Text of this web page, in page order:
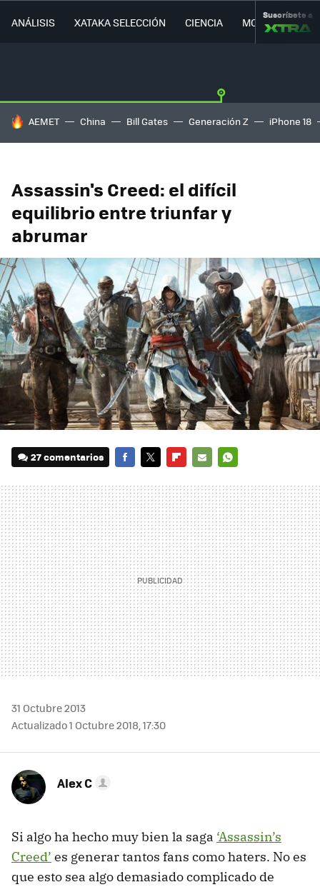
ANÁLISIS XATAKA SELECCIÓN CIENCIA MOVILIDAD
Suscríbete a
HOY SE HABLA DE
AEMET China Bill Gates Generación Z iPhone 18
Assassin's Creed: el difícil
equilibrio entre triunfar y
abrumar
27 comentarios
MAIL
31 Octubre 2013
Actualizado 1 Octubre 2018, 17:30
Alex C
Si algo ha hecho muy bien la saga ‘Assassin’s
Creed’ es generar tantos fans como haters. No es
que esto sea algo demasiado complicado de